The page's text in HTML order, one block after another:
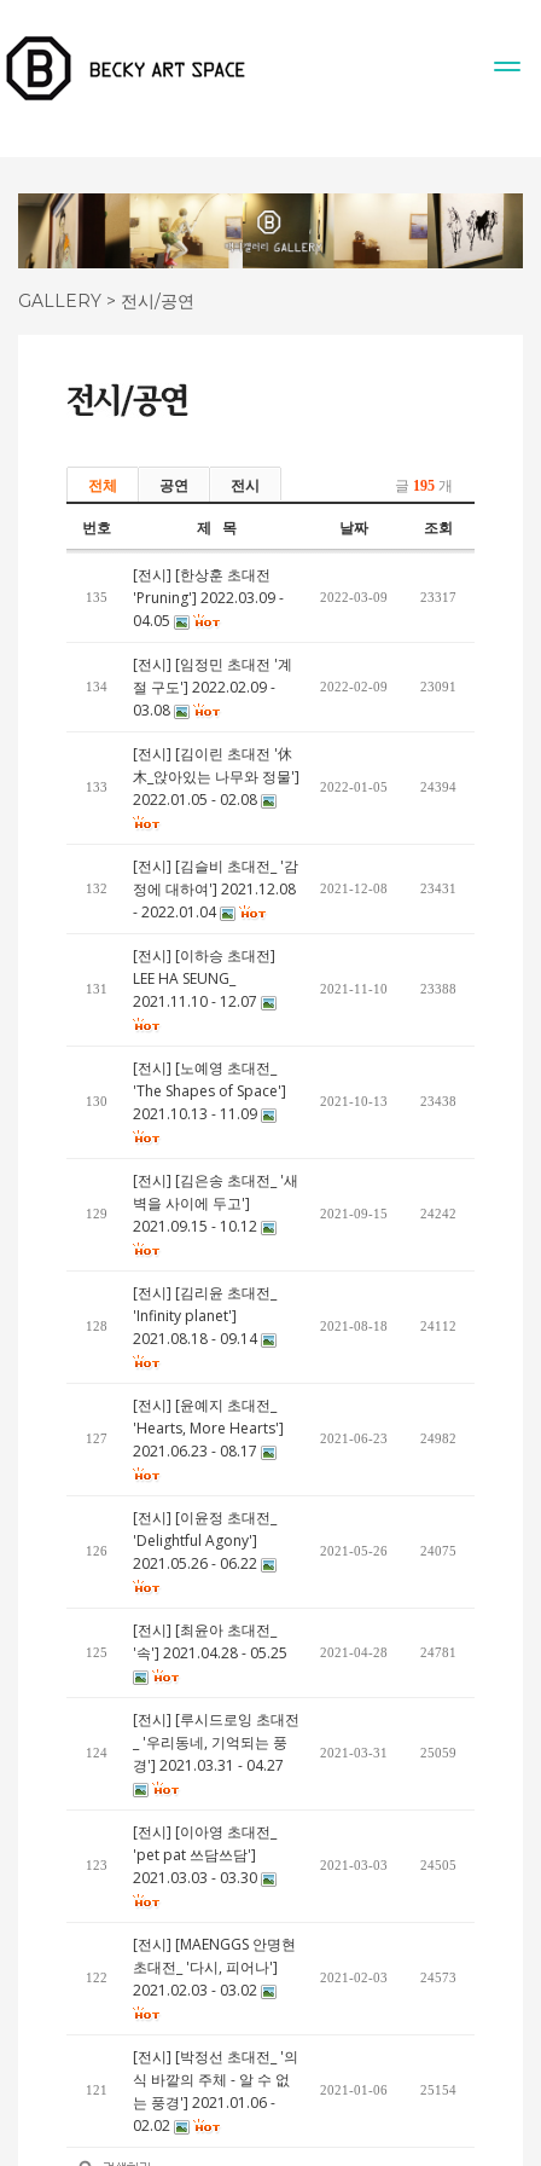
GALLERY > 전시/공연
글 195 개
전체 공연 전시
번호 제 목 날짜 조회
135
[전시] [한상훈 초대전
'Pruning'] 2022.03.09 -
04.05
2022-03-09 23317
134
[전시] [임정민 초대전 '계
절 구도'] 2022.02.09 -
03.08
2022-02-09 23091
133
[전시] [김이린 초대전 '休
木_앉아있는 나무와 정물']
2022.01.05 - 02.08
2022-01-05 24394
132
[전시] [김슬비 초대전_ '감
정에 대하여'] 2021.12.08
- 2022.01.04
2021-12-08 23431
131
[전시] [이하승 초대전]
LEE HA SEUNG_
2021.11.10 - 12.07
2021-11-10 23388
130
[전시] [노예영 초대전_
'The Shapes of Space']
2021.10.13 - 11.09
2021-10-13 23438
129
[전시] [김은송 초대전_ '새
벽을 사이에 두고']
2021.09.15 - 10.12
2021-09-15 24242
128
[전시] [김리윤 초대전_
'Infinity planet']
2021.08.18 - 09.14
2021-08-18 24112
127
[전시] [윤예지 초대전_
'Hearts, More Hearts']
2021.06.23 - 08.17
2021-06-23 24982
126
[전시] [이윤정 초대전_
'Delightful Agony']
2021.05.26 - 06.22
2021-05-26 24075
125
[전시] [최윤아 초대전_
'속'] 2021.04.28 - 05.25
2021-04-28 24781
124
[전시] [루시드로잉 초대전
_ '우리동네, 기억되는 풍
경'] 2021.03.31 - 04.27
2021-03-31 25059
123
[전시] [이아영 초대전_
'pet pat 쓰담쓰담']
2021.03.03 - 03.30
2021-03-03 24505
122
[전시] [MAENGGS 안명현
초대전_ '다시, 피어나']
2021.02.03 - 03.02
2021-02-03 24573
121
[전시] [박정선 초대전_ '의
식 바깥의 주체 - 알 수 없
는 풍경'] 2021.01.06 -
02.02
2021-01-06 25154